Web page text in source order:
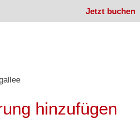
Jetzt buchen
hinzufügen